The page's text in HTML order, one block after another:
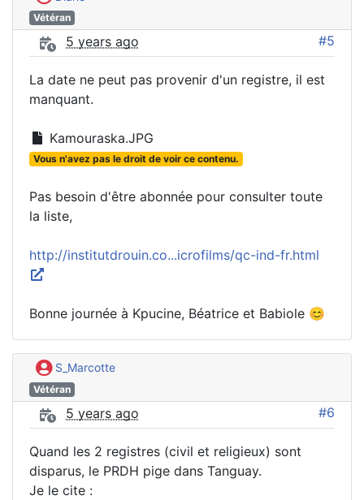
Vétéran
5 years ago #5
La date ne peut pas provenir d'un registre, il est
manquant.
Kamouraska.JPG
Vous n'avez pas le droit de voir ce contenu.
Pas besoin d'être abonnée pour consulter toute
la liste,
http://institutdrouin.co...icrofilms/qc-ind-fr.html
Bonne journée à Kpucine, Béatrice et Babiole 😊
S_Marcotte
Vétéran
5 years ago #6
Quand les 2 registres (civil et religieux) sont
disparus, le PRDH pige dans Tanguay.
Je le cite :